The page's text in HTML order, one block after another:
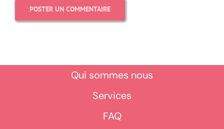
Qui sommes nous
Services
FAQ